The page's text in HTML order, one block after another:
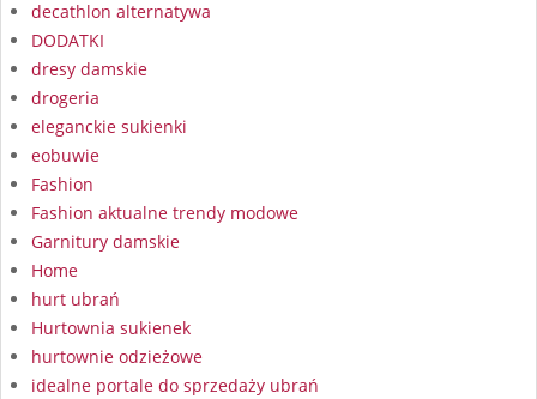
decathlon alternatywa
DODATKI
dresy damskie
drogeria
eleganckie sukienki
eobuwie
Fashion
Fashion aktualne trendy modowe
Garnitury damskie
Home
hurt ubrań
Hurtownia sukienek
hurtownie odzieżowe
idealne portale do sprzedaży ubrań